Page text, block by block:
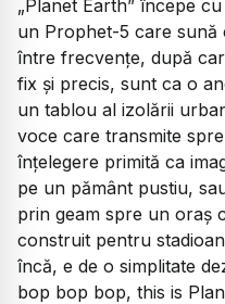
„Planet Earth” începe cu
un Prophet-5 care sună
între frecvențe, după
fix și precis, sunt ca o
un tablou al izolării
voce care transmite
înțelegere primită ca
pe un pământ pustiu,
prin geam spre un oraş
construit pentru
încă, e de o simplitate
bop bop bop, this is